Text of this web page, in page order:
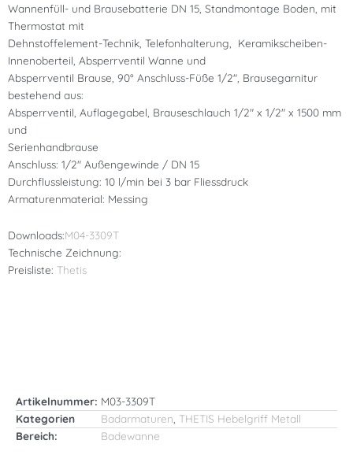
Wannenfüll- und Brausebatterie DN 15, Standmontage Boden, mit
Thermostat mit
Dehnstoffelement-Technik, Telefonhalterung, Keramikscheiben-
Innenoberteil, Absperrventil Wanne und
Absperrventil Brause, 90° Anschluss-Füße 1/2″, Brausegarnitur
bestehend aus:
Absperrventil, Auflagegabel, Brauseschlauch 1/2″ x 1/2″ x 1500 mm
und
Serienhandbrause
Anschluss: 1/2″ Außengewinde / DN 15
Durchflussleistung: 10 l/min bei 3 bar Fliessdruck
Armaturenmaterial: Messing
Downloads:M04-3309T
Technische Zeichnung:
Preisliste: Thetis
Artikelnummer: M03-3309T
Kategorien
Badarmaturen THETIS Hebelgriff Metall
Bereich:
Badewanne